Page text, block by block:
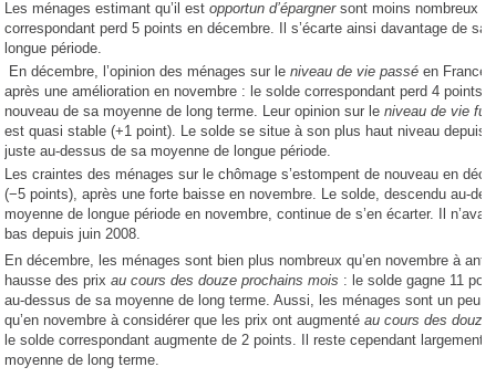
Les ménages estimant qu’il estopportun d’épargnersont moins nombreux :
correspondant perd 5 points en décembre. Il s’écarte ainsi davantage de sa
longue période.
En décembre, l’opinion des ménages sur leniveau de vie passéen France
après une amélioration en novembre : le solde correspondant perd 4 points
nouveau de sa moyenne de long terme. Leur opinion sur leniveau de vie
est quasi stable (+1 point). Le solde se situe à son plus haut niveau depuis
juste au-dessus de sa moyenne de longue période.
Les craintes des ménages sur le chômage s’estompent de nouveau en
(−5 points), après une forte baisse en novembre. Le solde, descendu au-
moyenne de longue période en novembre, continue de s’en écarter. Il
bas depuis juin 2008.
En décembre, les ménages sont bien plus nombreux qu’en novembre à
hausse des prixau cours des douze prochains mois : le solde gagne 11
au-dessus de sa moyenne de long terme. Aussi, les ménages sont un peu
qu’en novembre à considérer que les prix ont augmentéau cours des
le solde correspondant augmente de 2 points. Il reste cependant largement
moyenne de long terme.